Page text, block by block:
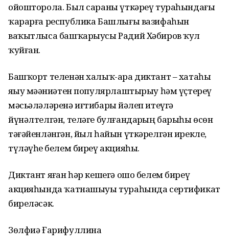
ойошторола. Был сараны үткәреү тураһындағы
ҡарарға республика Башлығы вазифаһын
ваҡытлыса башҡарыусы Радий Хәбиров ҡул
ҡуйған.
Башҡорт теленән халыҡ-ара диктант – хатаһыҙ
яҙыу мәҙәниәтен популярлаштырыу һәм үҫтереү
мәсьәләләренә иғтибарҙы йәлеп итеүгә
йүнәлтелгән, теләге булғандарҙың барыһы өсөн
тәғәйенләнгән, йыл һайын үткәрелгән ирекле,
түләүһеҙ белем биреү акцияһы.
Диктант яҙған һәр кешегә ошо белем биреү
акцияһында ҡатнашыуы тураһында сертификат
биреләсәк.
Зөлфиә Ғарифуллина